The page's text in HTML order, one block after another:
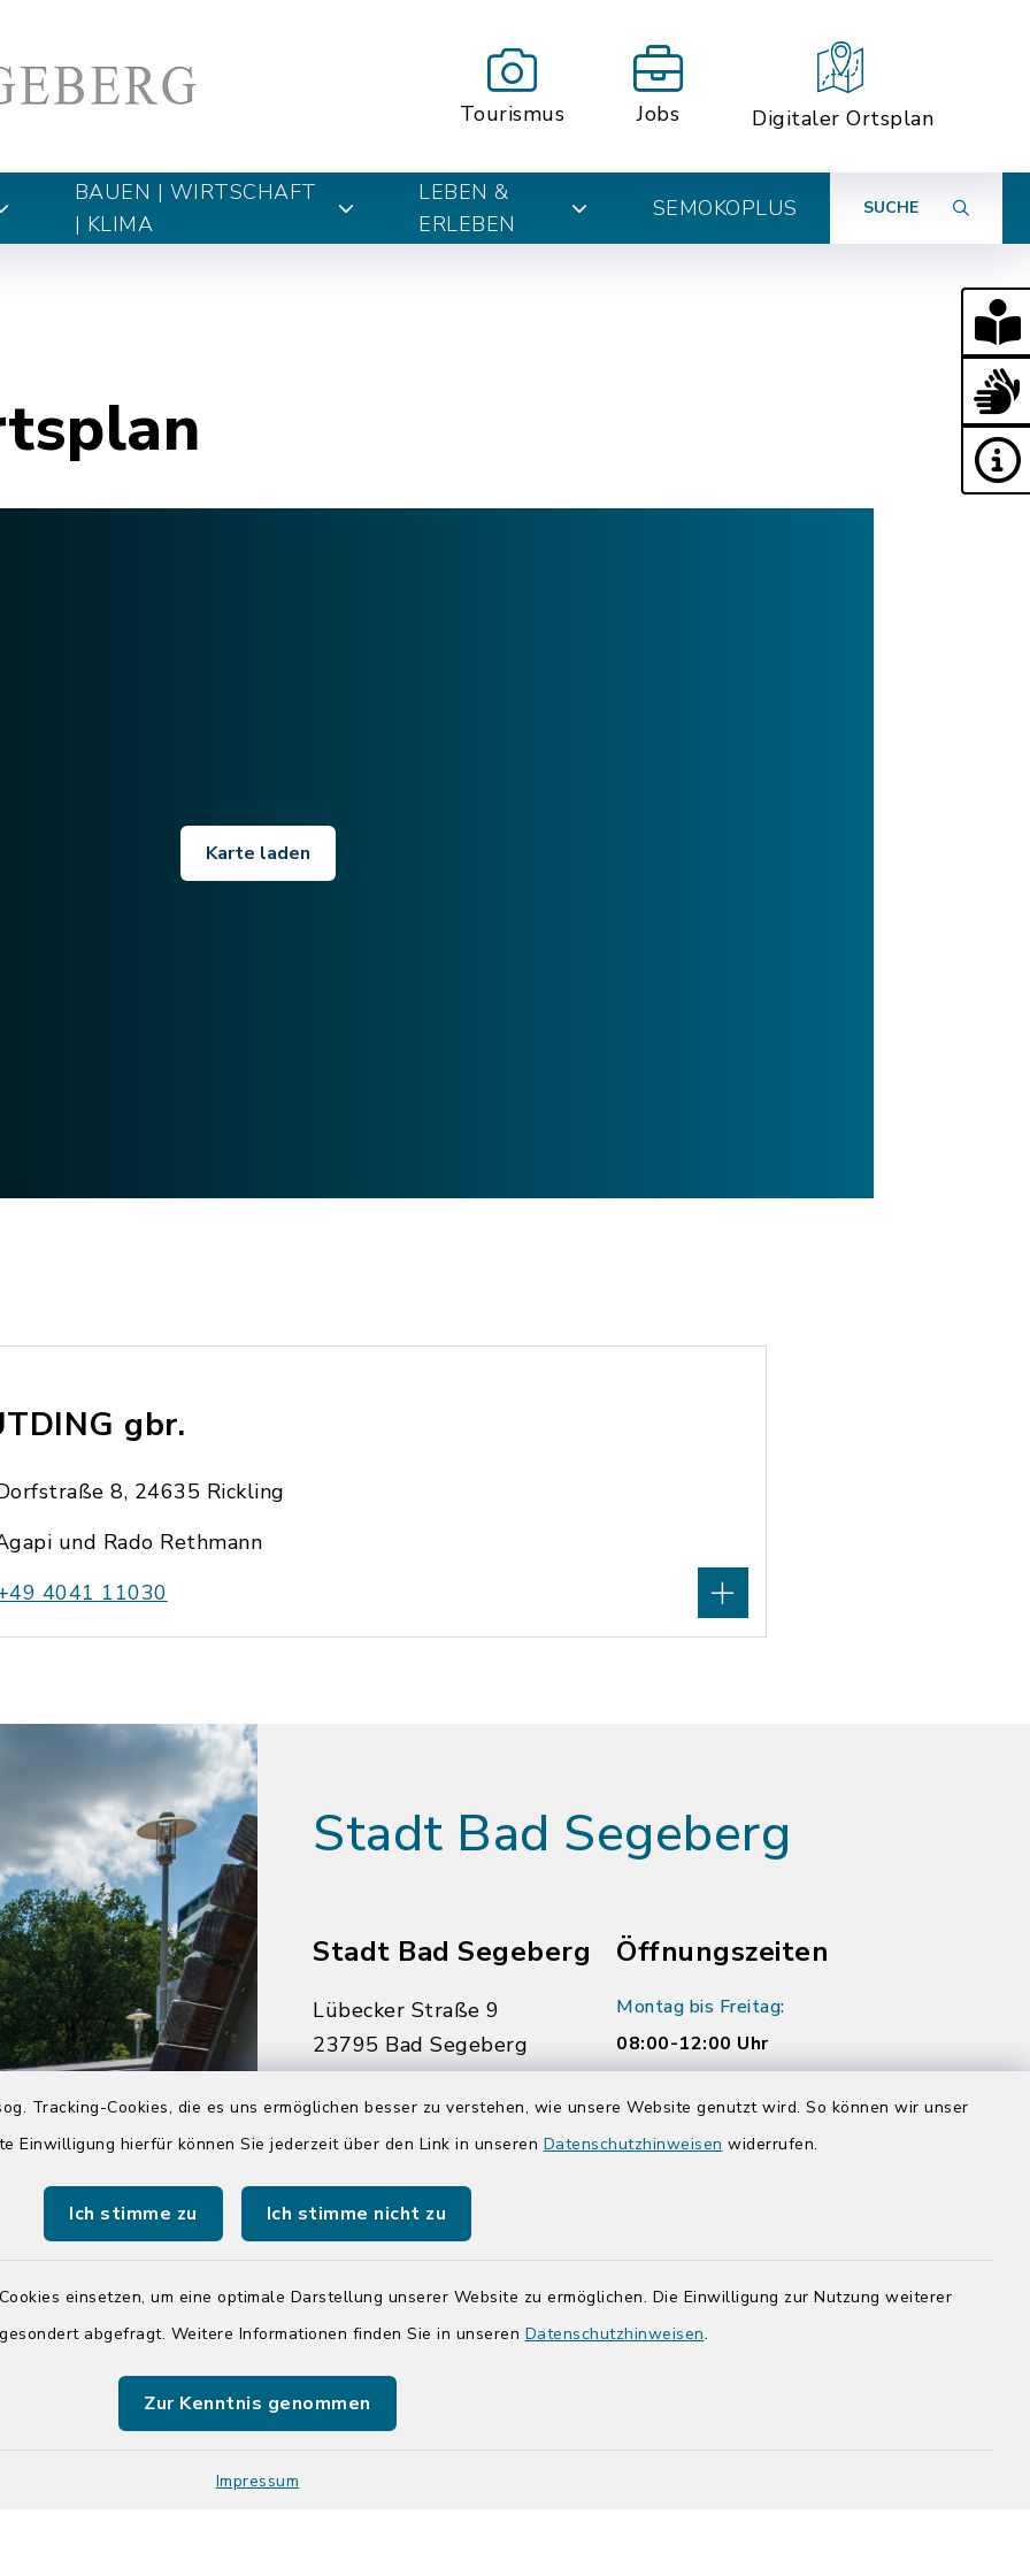
Tracking-Cookies, die es uns ermöglichen besser zu verstehen, wie unsere Website genutzt wird. So können wir unser
Einwilligung hierfür können Sie jederzeit über den Link in unseren Datenschutzhinweisen widerrufen.
Ich stimme zu Ich stimme nicht zu
einsetzen, um eine optimale Darstellung unserer Website zu ermöglichen. Die Einwilligung zur Nutzung weiterer
abgefragt. Weitere Informationen finden Sie in unseren Datenschutzhinweisen.
Zur Kenntnis genommen
Impressum
Tourismus Jobs Digitaler Ortsplan
BAUEN | WIRTSCHAFT
| KLIMA
LEBEN &
ERLEBEN
SEMOKOPLUS SUCHE
Karte laden
gbr.
8, 24635 Rickling
und Rado Rethmann
4041 11030
Stadt Bad Segeberg
Stadt Bad Segeberg
Lübecker Straße 9
23795 Bad Segeberg
04551 964-0
04551 964-111
youtube
Öffnungszeiten
Montag bis Freitag:
08:00-12:00 Uhr
Donnerstag zusätzlich:
14:00-17:00 Uhr
Quicklinks
Kreis Segeberg
Tourist-Info der Stadt Bad
Segeberg